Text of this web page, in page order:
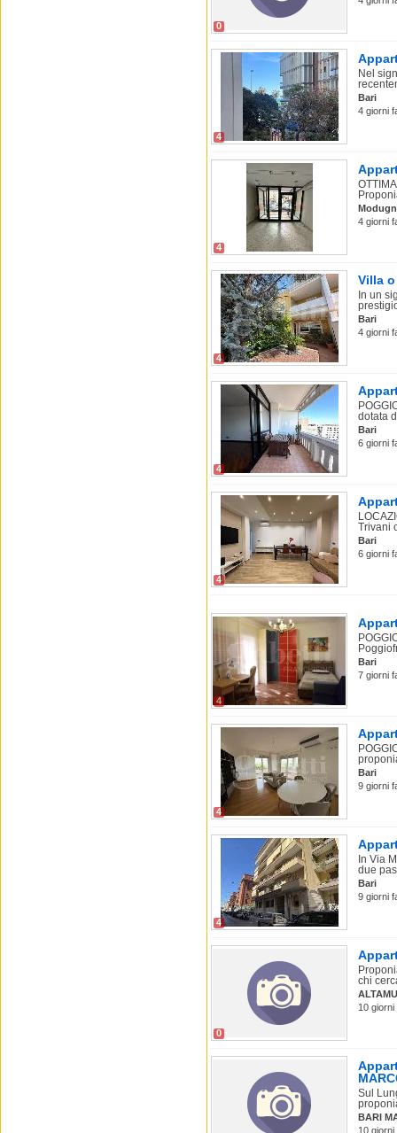
0
4
Nel
Bari
4 giorni
4
4 giorni
4
Villa
In un
Bari
4 giorni
4
dotata
Bari
6 giorni
4
Trivani
Bari
6 giorni
4
Bari
7 giorni
4
Bari
9 giorni
4
In Via
due
Bari
9 giorni
0
chi
10
Sul
BARI
10